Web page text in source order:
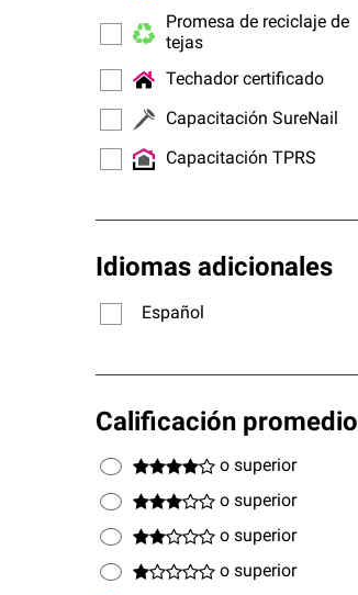
Promesa de reciclaje de
tejas
Techador certificado
Capacitación SureNail
Capacitación TPRS
Idiomas adicionales
Español
Calificación promedio
o superior
o superior
o superior
o superior